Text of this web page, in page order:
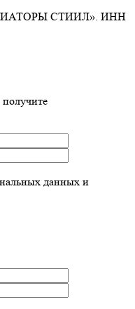
СТИИЛ». ИНН
получите
данных и